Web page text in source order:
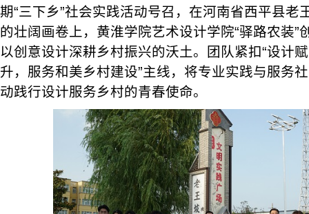
期“三下乡”社会实践活动号召，在河南省西平县老
的壮阔画卷上，黄淮学院艺术设计学院“驿路农装”
以创意设计深耕乡村振兴的沃土。团队紧扣“设计
升，服务和美乡村建设”主线，将专业实践与服务
动践行设计服务乡村的青春使命。